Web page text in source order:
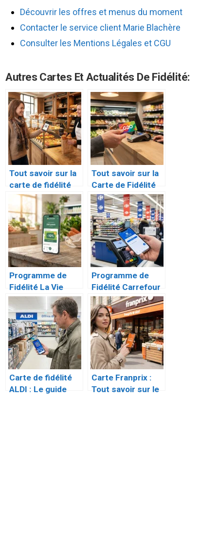
Découvrir les offres et menus du moment
Contacter le service client Marie Blachère
Consulter les Mentions Légales et CGU
Autres Cartes Et Actualités De Fidélité:
Tout savoir sur la
carte de fidélité
des Boulangeries
Paul
Tout savoir sur la
Carte de Fidélité
G20 : Avantages,
Activation et
Inscription
Programme de
Fidélité La Vie
Claire : Le Guide
Complet de la
Carte Bio
Programme de
Fidélité Carrefour
: Le Guide
Complet pour
Optimiser sa
Cagnotte
Carte de fidélité
ALDI : Le guide
Carte Franprix :
Tout savoir sur le